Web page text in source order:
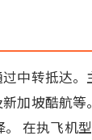
中转抵达
加坡酷航
在执飞机